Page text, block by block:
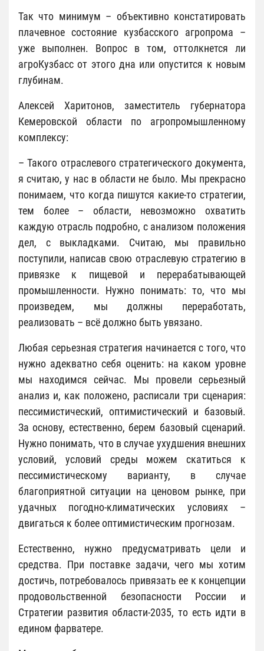
Так что минимум – объективно констатировать
плачевное состояние кузбасского агропрома –
уже выполнен. Вопрос в том, оттолкнется ли
агроКузбасс от этого дна или опустится к новым
глубинам.
Алексей Харитонов, заместитель губернатора
Кемеровской области по агропромышленному
комплексу:
– Такого отраслевого стратегического документа,
я считаю, у нас в области не было. Мы прекрасно
понимаем, что когда пишутся какие-то стратегии,
тем более – области, невозможно охватить
каждую отрасль подробно, с анализом положения
дел, с выкладками. Считаю, мы правильно
поступили, написав свою отраслевую стратегию в
привязке к пищевой и перерабатывающей
промышленности. Нужно понимать: то, что мы
произведем, мы должны переработать,
реализовать – всё должно быть увязано.
Любая серьезная стратегия начинается с того, что
нужно адекватно себя оценить: на каком уровне
мы находимся сейчас. Мы провели серьезный
анализ и, как положено, расписали три сценария:
пессимистический, оптимистический и базовый.
За основу, естественно, берем базовый сценарий.
Нужно понимать, что в случае ухудшения внешних
условий, условий среды можем скатиться к
пессимистическому варианту, в случае
благоприятной ситуации на ценовом рынке, при
удачных погодно-климатических условиях –
двигаться к более оптимистическим прогнозам.
Естественно, нужно предусматривать цели и
средства. При поставке задачи, чего мы хотим
достичь, потребовалось привязать ее к концепции
продовольственной безопасности России и
Стратегии развития области-2035, то есть идти в
едином фарватере.